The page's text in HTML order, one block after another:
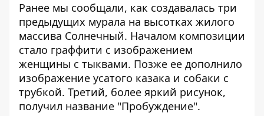
Ранее мы сообщали, как создавалась три
предыдущих мурала на высотках жилого
массива Солнечный. Началом композиции
стало граффити с изображением
женщины с тыквами. Позже ее дополнило
изображение усатого казака и собаки с
трубкой. Третий, более яркий рисунок,
получил название "Пробуждение".